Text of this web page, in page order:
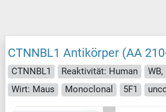
CTNNBL1 Antikörper (AA
CTNNBL1 Reaktivität: Human
WB,
Wirt: Maus
Monoclonal 5F1